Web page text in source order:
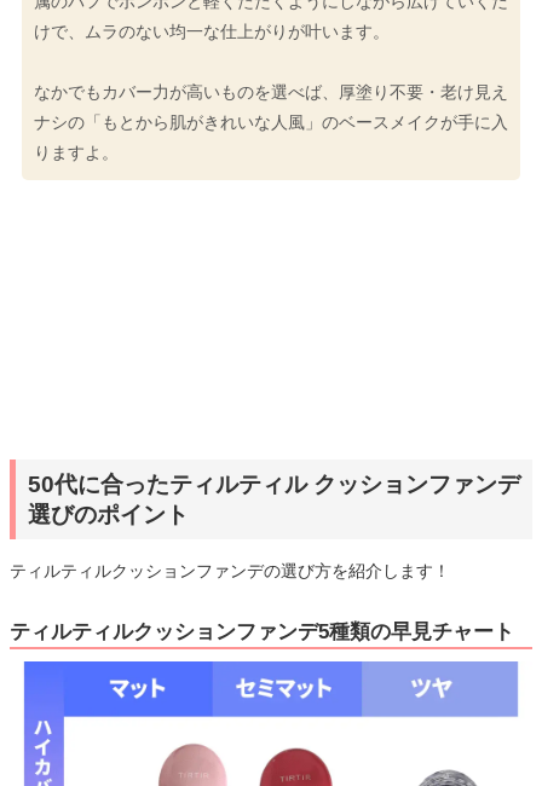
けで、ムラのない均一な仕上がりが叶います。
なかでもカバー力が高いものを選べば、厚塗り不要・老け見え
ナシの「もとから肌がきれいな人風」のベースメイクが手に入
りますよ。
50代に合ったティルティル クッションファンデ
選びのポイント
ティルティルクッションファンデの選び方を紹介します！
ティルティルクッションファンデ5種類の早見チャート